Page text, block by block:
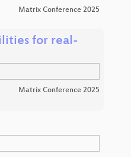
Matrix Conference 2025
for real-
Matrix Conference 2025